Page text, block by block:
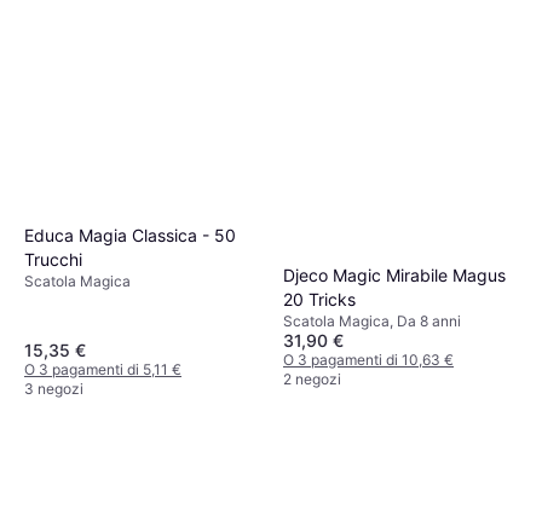
Educa Magia Classica - 50
Trucchi
Scatola Magica
15,35 €
O 3 pagamenti di 5,11 €
3 negozi
Djeco Magic Mirabile Magus
20 Tricks
Scatola Magica, Da 8 anni
31,90 €
O 3 pagamenti di 10,63 €
2 negozi